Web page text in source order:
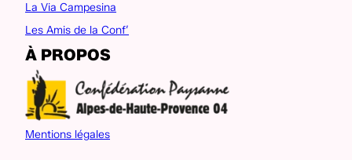
La Via Campesina
Les Amis de la Conf’
À PROPOS
Mentions légales